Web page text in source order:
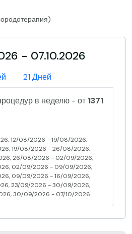
- 07.10.2026
21 Дней
в неделю - от 1371
12/08/2026 - 19/08/2026,
19/08/2026 - 26/08/2026,
26/08/2026 - 02/09/2026,
02/09/2026 - 09/09/2026,
09/09/2026 - 16/09/2026,
23/09/2026 - 30/09/2026,
30/09/2026 - 07/10/2026